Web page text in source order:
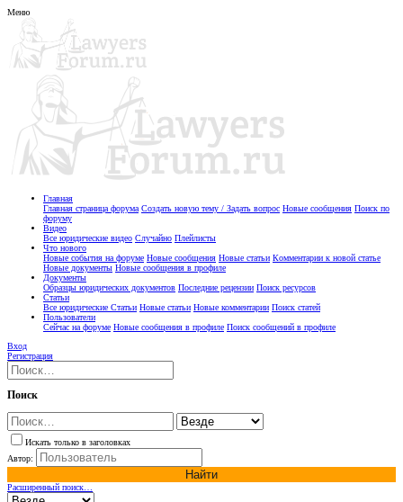
Меню
Главная
Главная страница форума Создать новую тему / Задать вопрос Новые сообщения Поиск по
форуму
Видео
Все юридические видео Случайно Плейлисты
Что нового
Новые события на форуме Новые сообщения Новые статьи Комментарии к новой статье
Новые документы Новые сообщения в профиле
Документы
Образцы юридических документов Последние рецензии Поиск ресурсов
Статьи
Все юридические Статьи Новые статьи Новые комментарии Поиск статей
Пользователи
Сейчас на форуме Новые сообщения в профиле Поиск сообщений в профиле
Вход
Регистрация
Поиск
Искать только в заголовках
Автор:
Найти
Расширенный поиск…